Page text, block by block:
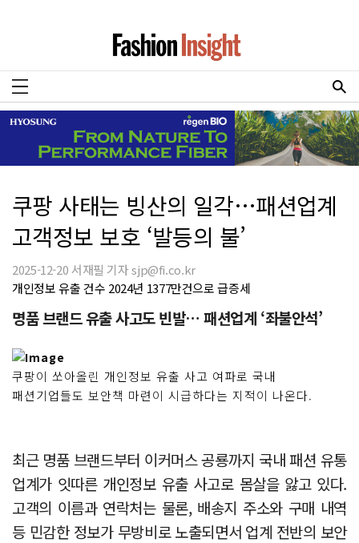
쿠팡 사태는 빙산의 일각…패션업계
고객정보 보호 ‘발등의 불’
2025-12-20 서재필 기자 sjp@fi.co.kr
개인정보 유출 건수 2024년 1377만건으로 급증세
명품 브랜드 유출 사고도 빈발… 패션업계 ‘좌불안석’
쿠팡이 쏘아올린 개인정보 유출 사고 여파로 국내
패션기업들도 보안책 마련이 시급하다는 지적이 나온다.
최근 명품 브랜드부터 이커머스 공룡까지 국내 패션 유통
업계가 잇따른 개인정보 유출 사고로 몸살을 앓고 있다.
고객의 이름과 연락처는 물론, 배송지 주소와 구매 내역
등 민감한 정보가 무방비로 노출되면서 업계 전반의 보안